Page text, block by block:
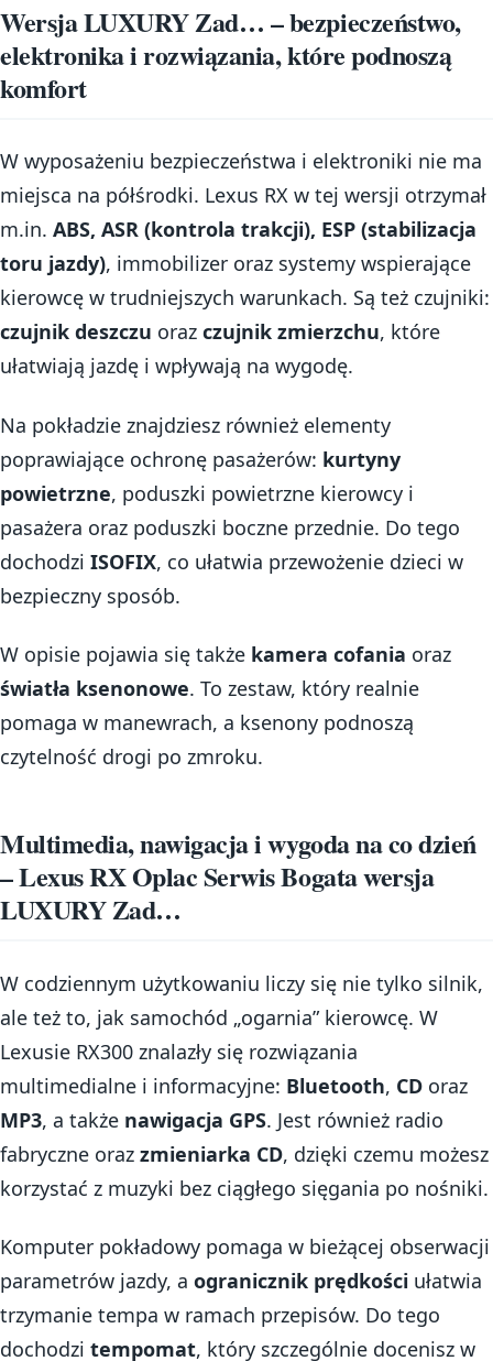
Wersja LUXURY Zad… – bezpieczeństwo,
elektronika i rozwiązania, które podnoszą
komfort
W wyposażeniu bezpieczeństwa i elektroniki nie ma
miejsca na półśrodki. Lexus RX w tej wersji otrzymał
m.in. ABS, ASR (kontrola trakcji), ESP (stabilizacja
toru jazdy), immobilizer oraz systemy wspierające
kierowcę w trudniejszych warunkach. Są też czujniki:
czujnik deszczu oraz czujnik zmierzchu, które
ułatwiają jazdę i wpływają na wygodę.
Na pokładzie znajdziesz również elementy
poprawiające ochronę pasażerów: kurtyny
powietrzne, poduszki powietrzne kierowcy i
pasażera oraz poduszki boczne przednie. Do tego
dochodzi ISOFIX, co ułatwia przewożenie dzieci w
bezpieczny sposób.
W opisie pojawia się także kamera cofania oraz
światła ksenonowe. To zestaw, który realnie
pomaga w manewrach, a ksenony podnoszą
czytelność drogi po zmroku.
Multimedia, nawigacja i wygoda na co dzień
– Lexus RX Oplac Serwis Bogata wersja
LUXURY Zad…
W codziennym użytkowaniu liczy się nie tylko silnik,
ale też to, jak samochód „ogarnia” kierowcę. W
Lexusie RX300 znalazły się rozwiązania
multimedialne i informacyjne: Bluetooth, CD oraz
MP3, a także nawigacja GPS. Jest również radio
fabryczne oraz zmieniarka CD, dzięki czemu możesz
korzystać z muzyki bez ciągłego sięgania po nośniki.
Komputer pokładowy pomaga w bieżącej obserwacji
parametrów jazdy, a ogranicznik prędkości ułatwia
trzymanie tempa w ramach przepisów. Do tego
dochodzi tempomat, który szczególnie docenisz w